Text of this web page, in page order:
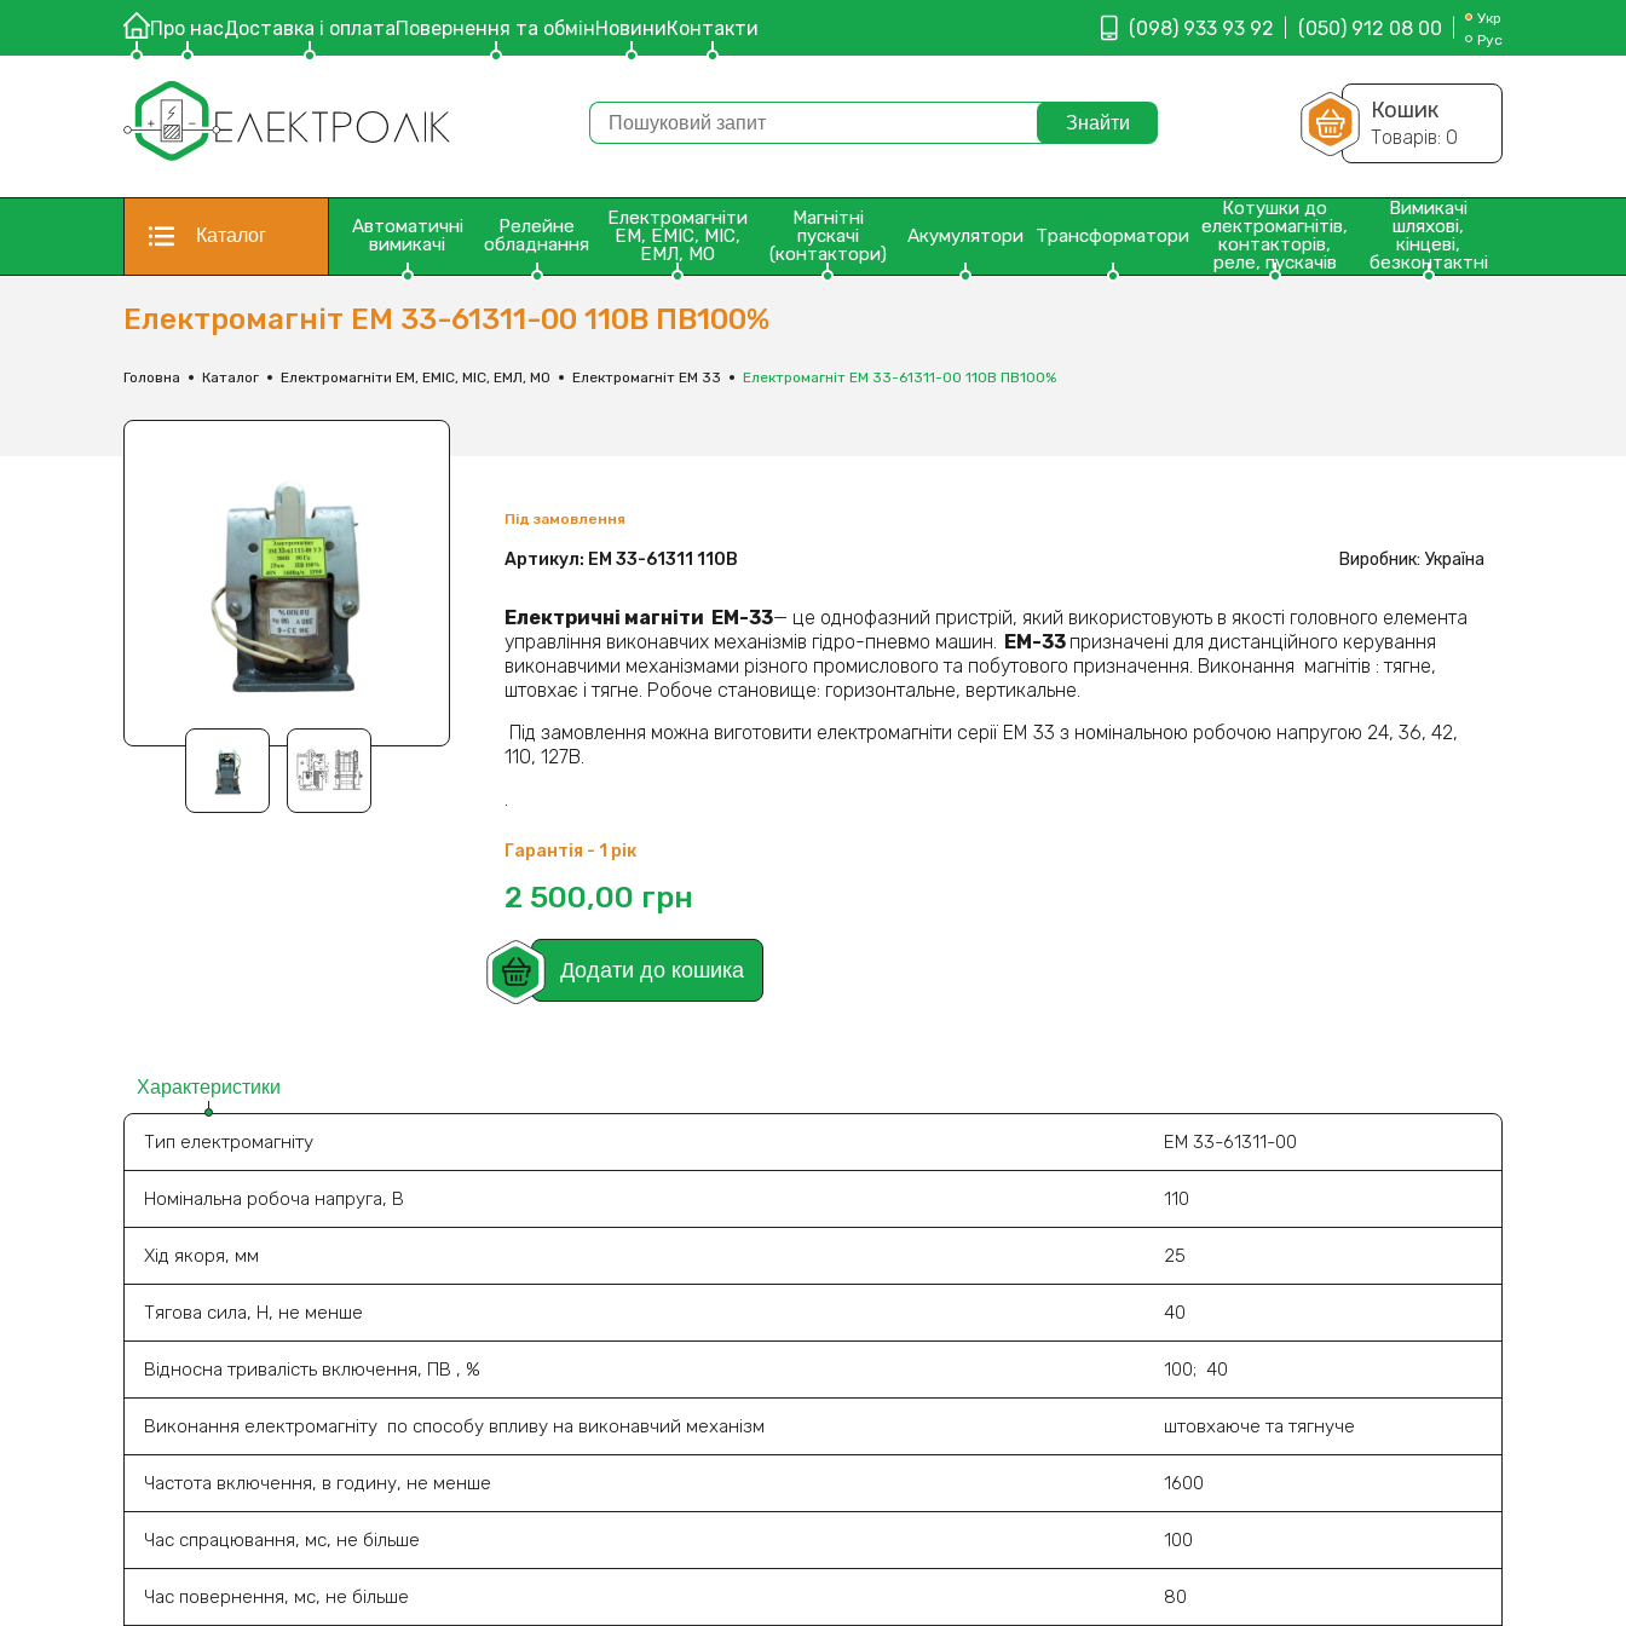
Про насДоставка і оплатаПовернення та обмінНовиниКонтакти (098) 933 93 92 (050) 912 08 00
Укр
Рус
Кошик
Товарів: 0
Каталог
Автоматичні
вимикачі
Релейне
обладнання
Електромагніти
ЕМ, ЕМІС, МІС,
ЕМЛ, МО
Магнітні
пускачі
(контактори)
Акумулятори Трансформатори
Котушки до
електромагнітів,
контакторів,
реле, пускачів
Вимикачі
шляхові,
кінцеві,
безконтактні
Електромагніт ЕМ 33-61311-00 110В ПВ100%
Головна Каталог Електромагніти ЕМ, ЕМІС, МІС, ЕМЛ, МО Електромагніт ЕМ 33 Електромагніт ЕМ 33-61311-00 110В ПВ100%
Під замовлення
Артикул: ЕМ 33-61311 110В Виробник: Україна
Електричні магніти ЕМ-33— це однофазний пристрій, який використовують в якості головного елемента
управління виконавчих механізмів гідро-пневмо машин. ЕМ-33 призначені для дистанційного керування
виконавчими механізмами різного промислового та побутового призначення. Виконання магнітів : тягне,
штовхає і тягне. Робоче становище: горизонтальне, вертикальне.
Під замовлення можна виготовити електромагніти серії ЕМ 33 з номінальною робочою напругою 24, 36, 42,
110, 127В.
.
Гарантія - 1 рік
2 500,00 грн
Додати до кошика
Характеристики
Тип електромагніту ЕМ 33-61311-00
Номінальна робоча напруга, В 110
Хід якоря, мм 25
Тягова сила, Н, не менше 40
Відносна тривалість включення, ПВ , % 100; 40
Виконання електромагніту по способу впливу на виконавчий механізм штовхаюче та тягнуче
Частота включення, в годину, не менше 1600
Час спрацювання, мс, не більше 100
Час повернення, мс, не більше 80